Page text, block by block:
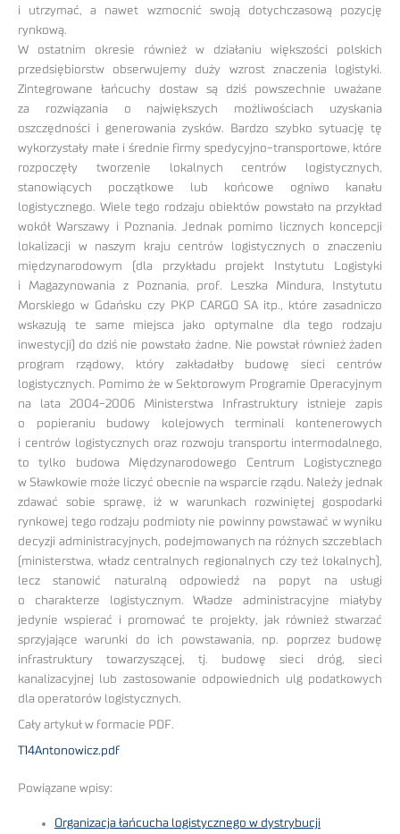
i utrzymać, a nawet wzmocnić swoją dotychczasową pozycję
rynkową.
W ostatnim okresie również w działaniu większości polskich
przedsiębiorstw obserwujemy duży wzrost znaczenia logistyki.
Zintegrowane łańcuchy dostaw są dziś powszechnie uważane
za rozwiązania o największych możliwościach uzyskania
oszczędności i generowania zysków. Bardzo szybko sytuację tę
wykorzystały małe i średnie firmy spedycyjno-transportowe, które
rozpoczęły tworzenie lokalnych centrów logistycznych,
stanowiących początkowe lub końcowe ogniwo kanału
logistycznego. Wiele tego rodzaju obiektów powstało na przykład
wokół Warszawy i Poznania. Jednak pomimo licznych koncepcji
lokalizacji w naszym kraju centrów logistycznych o znaczeniu
międzynarodowym (dla przykładu projekt Instytutu Logistyki
i Magazynowania z Poznania, prof. Leszka Mindura, Instytutu
Morskiego w Gdańsku czy PKP CARGO SA itp., które zasadniczo
wskazują te same miejsca jako optymalne dla tego rodzaju
inwestycji) do dziś nie powstało żadne. Nie powstał również żaden
program rządowy, który zakładałby budowę sieci centrów
logistycznych. Pomimo że w Sektorowym Programie Operacyjnym
na lata 2004-2006 Ministerstwa Infrastruktury istnieje zapis
o popieraniu budowy kolejowych terminali kontenerowych
i centrów logistycznych oraz rozwoju transportu intermodalnego,
to tylko budowa Międzynarodowego Centrum Logistycznego
w Sławkowie może liczyć obecnie na wsparcie rządu. Należy jednak
zdawać sobie sprawę, iż w warunkach rozwiniętej gospodarki
rynkowej tego rodzaju podmioty nie powinny powstawać w wyniku
decyzji administracyjnych, podejmowanych na różnych szczeblach
(ministerstwa, władz centralnych regionalnych czy też lokalnych),
lecz stanowić naturalną odpowiedź na popyt na usługi
o charakterze logistycznym. Władze administracyjne miałyby
jedynie wspierać i promować te projekty, jak również stwarzać
sprzyjające warunki do ich powstawania, np. poprzez budowę
infrastruktury towarzyszącej, tj. budowę sieci dróg, sieci
kanalizacyjnej lub zastosowanie odpowiednich ulg podatkowych
dla operatorów logistycznych.
Cały artykuł w formacie PDF.
T14Antonowicz.pdf
Powiązane wpisy:
Organizacja łańcucha logistycznego w dystrybucji